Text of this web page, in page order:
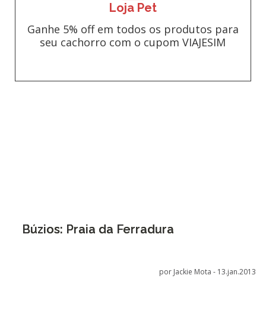
Loja Pet
Ganhe 5% off em todos os produtos para
seu cachorro com o cupom VIAJESIM
Búzios: Praia da Ferradura
por Jackie Mota - 13.jan.2013